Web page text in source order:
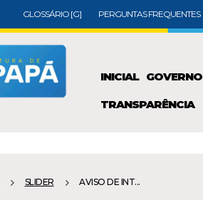
GLOSSÁRIO [G] PERGUNTAS FREQUENTES
INICIAL GOVERNO
TRANSPARÊNCIA
SLIDER AVISO DE INT...